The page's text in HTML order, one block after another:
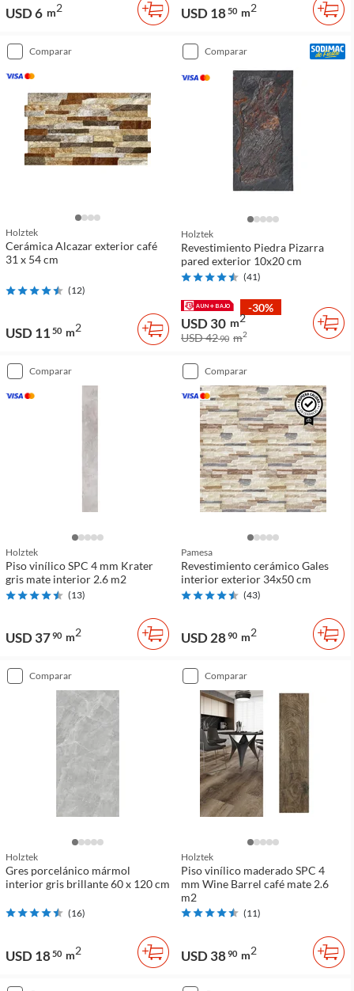
USD 6 m2 USD 1850 m2
comparar
Holztek
Cerámica Alcazar exterior café
31 x 54 cm
(12)
USD 11 50 m2
comparar
Holztek
Revestimiento Piedra Pizarra
pared exterior 10x20 cm
(41)
-30%
USD 30 m2
USD 4290 m2
comparar
Holztek
Piso vinílico SPC 4 mm Krater
gris mate interior 2.6 m2
(13)
USD 3790 m2
comparar
Pamesa
Revestimiento cerámico Gales
interior exterior 34x50 cm
(43)
USD 2890 m2
comparar
Holztek
Gres porcelánico mármol
interior gris brillante 60 x 120 cm
(16)
USD 1850 m2
comparar
Holztek
Piso vinílico maderado SPC 4
mm Wine Barrel café mate 2.6
m2
(11)
USD 3890 m2